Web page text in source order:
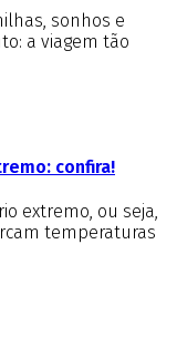
sonhos e
a viagem tão
confira!
extremo, ou seja,
temperaturas